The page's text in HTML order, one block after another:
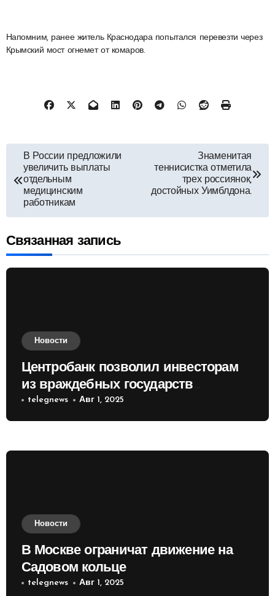
Напомним, ранее житель Краснодара попытался перевезти через
Крымский мост огнемет от комаров.
Навигация
по
записям
В России предложили
увеличить выплаты
отдельным
медицинским
работникам
Знаменитая
теннисистка отметила
трех россиянок,
достойных Уимблдона.
Связанная запись
Новости
Центробанк позволил инвесторам
из враждебных государств
приобретать валюту
telegnews Авг 1, 2025
Новости
В Москве ограничат движение на
Садовом кольце
telegnews Авг 1, 2025